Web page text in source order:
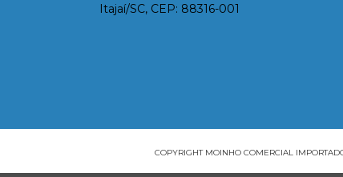
Itajaí/SC, CEP: 88316-001
COPYRIGHT MOINHO COMERCIAL